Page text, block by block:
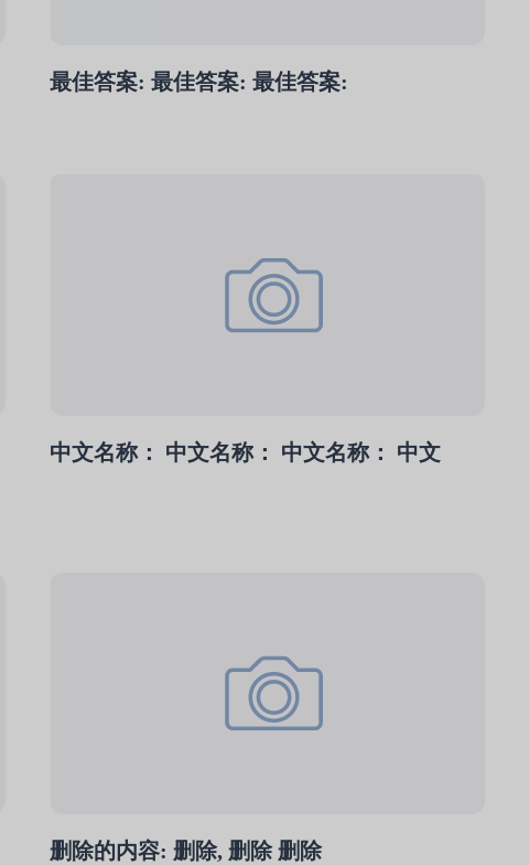
最佳答案: 最佳答案: 最佳答案:
中文名称： 中文名称： 中文名称： 中文
删除的内容: 删除, 删除 删除